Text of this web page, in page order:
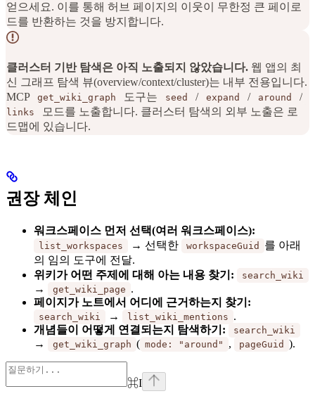
얻으세요. 이를 통해 허브 페이지의 이웃이 무한정 큰 페이로
드를 반환하는 것을 방지합니다.
클러스터 기반 탐색은 아직 노출되지 않았습니다. 웹 앱의 최
신 그래프 탐색 뷰(overview/context/cluster)는 내부 전용입니다.
MCP
get_wiki_graph 도구는 seed / expand / around /
links
모드를 노출합니다. 클러스터 탐색의 외부 노출은 로
드맵에 있습니다.
권장 체인
워크스페이스 먼저 선택(여러 워크스페이스):
list_workspaces → 선택한 workspaceGuid
를 아래
의 임의 도구에 전달.
위키가 어떤 주제에 대해 아는 내용 찾기:
search_wiki
→ get_wiki_page .
페이지가 노트에서 어디에 근거하는지 찾기:
search_wiki → list_wiki_mentions .
개념들이 어떻게 연결되는지 탐색하기:
search_wiki
→ get_wiki_graph ( mode: "around" , pageGuid ).
⌘I